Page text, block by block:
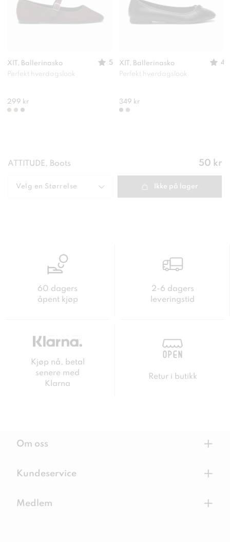
XIT, Ballerinasko
5
Perfekt hverdagslook
299 kr
XIT, Ballerinasko
4
Perfekt hverdagslook
349 kr
ATTITUDE, Boots Pris:
50 kr
Velg en Størrelse Ikke på lager
60 dagers
åpent kjøp
2-6 dagers
leveringstid
Kjøp nå, betal
senere med
Klarna
Retur i butikk
Om oss +
Kundeservice +
Medlem +